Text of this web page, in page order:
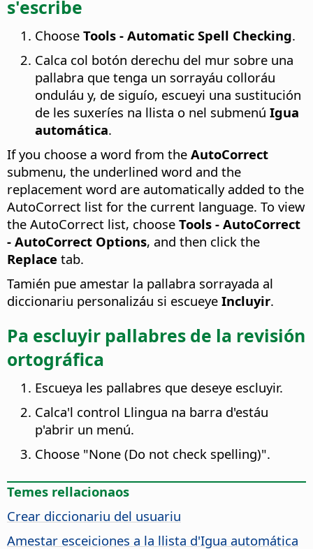
s'escribe
Choose Tools - Automatic Spell Checking.
Calca col botón derechu del mur sobre una
pallabra que tenga un sorrayáu colloráu
onduláu y, de siguío, escueyi una sustitución
de les suxeríes na llista o nel submenú Igua
automática.
If you choose a word from the AutoCorrect
submenu, the underlined word and the
replacement word are automatically added to the
AutoCorrect list for the current language. To view
the AutoCorrect list, choose Tools - AutoCorrect
- AutoCorrect Options, and then click the
Replace tab.
Tamién pue amestar la pallabra sorrayada al
diccionariu personalizáu si escueye Incluyir.
Pa escluyir pallabres de la revisión
ortográfica
Escueya les pallabres que deseye escluyir.
Calca'l control Llingua na barra d'estáu
p'abrir un menú.
Choose "None (Do not check spelling)".
Temes rellacionaos
Crear diccionariu del usuariu
Amestar esceiciones a la llista d'Igua automática